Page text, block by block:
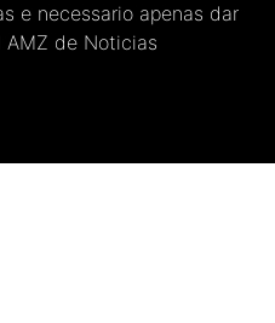
e necessario apenas dar
de Noticias